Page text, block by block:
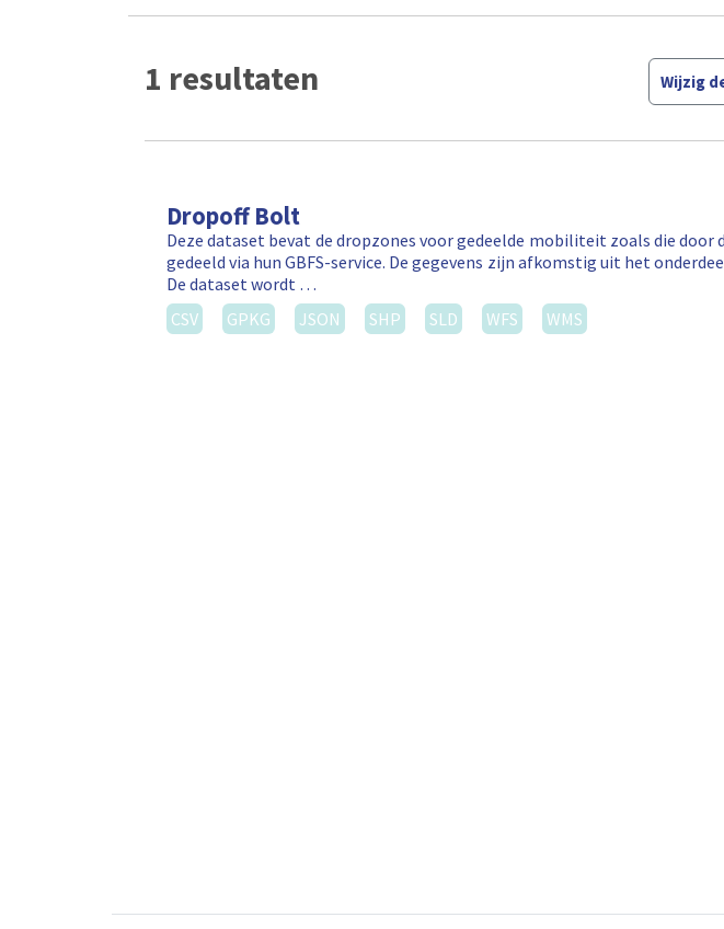
1 resultaten Wijzig
Dropoff Bolt
Deze dataset bevat de dropzones voor gedeelde mobiliteit zoals die door
gedeeld via hun GBFS-service. De gegevens zijn afkomstig uit het
De dataset wordt …
CSV
GPKG JSON SHP SLD WFS WMS